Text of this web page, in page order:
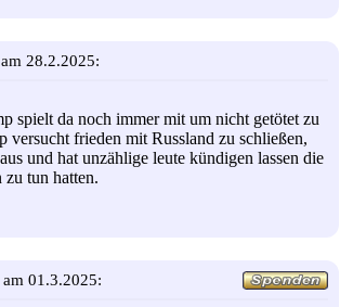
28.2.2025:
spielt da noch immer mit um nicht getötet zu
versucht frieden mit Russland zu schließen,
und hat unzählige leute kündigen lassen die
tun hatten.
01.3.2025: